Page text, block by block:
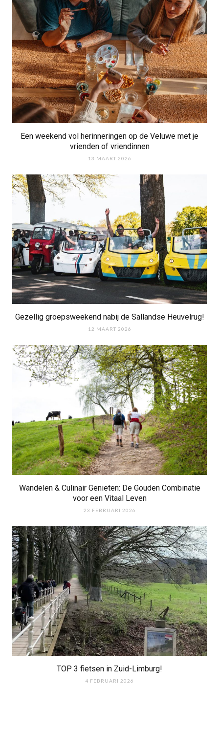
Een weekend vol herinneringen op de Veluwe met je
vrienden of vriendinnen
13 MAART 2026
Gezellig groepsweekend nabij de Sallandse Heuvelrug!
12 MAART 2026
Wandelen & Culinair Genieten: De Gouden Combinatie
voor een Vitaal Leven
23 FEBRUARI 2026
TOP 3 fietsen in Zuid-Limburg!
4 FEBRUARI 2026